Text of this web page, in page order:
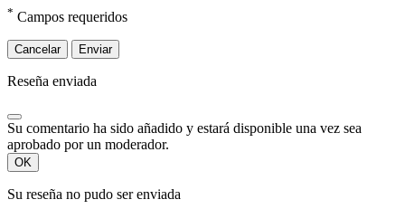
* Campos requeridos
Cancelar Enviar
Reseña enviada
Su comentario ha sido añadido y estará disponible una vez sea
aprobado por un moderador.
OK
Su reseña no pudo ser enviada